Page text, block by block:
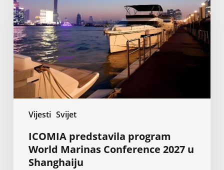
Vijesti Svijet
World
Marinas
Conference
2027
u
Shanghaiju
ICOMIA predstavila program
World Marinas Conference 2027 u
Shanghaiju